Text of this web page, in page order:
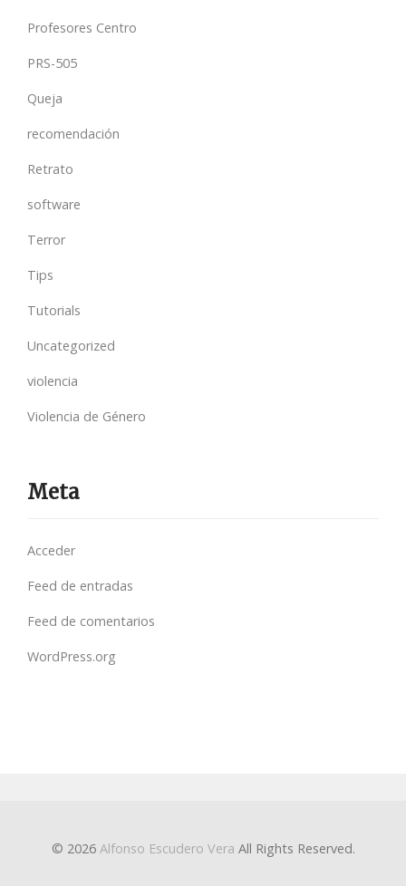
Profesores Centro
PRS-505
Queja
recomendación
Retrato
software
Terror
Tips
Tutorials
Uncategorized
violencia
Violencia de Género
Meta
Acceder
Feed de entradas
Feed de comentarios
WordPress.org
© 2026 Alfonso Escudero Vera All Rights Reserved.